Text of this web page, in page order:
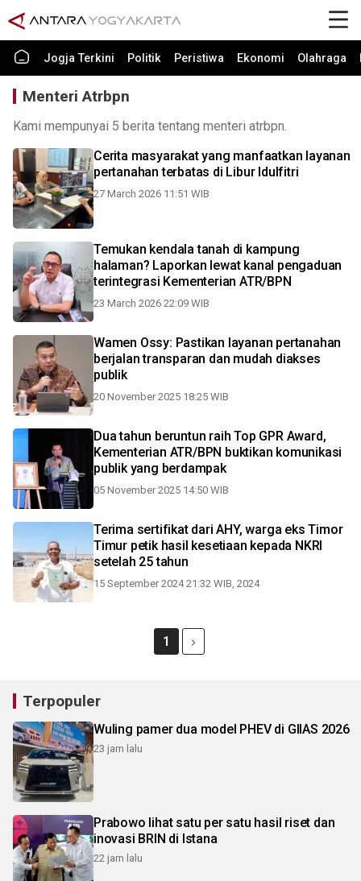
Jogja Terkini Politik Peristiwa Ekonomi Olahraga
Menteri Atrbpn
Kami mempunyai 5 berita tentang menteri atrbpn.
Cerita masyarakat yang manfaatkan layanan
pertanahan terbatas di Libur Idulfitri
27 March 2026 11:51 WIB
Temukan kendala tanah di kampung
halaman? Laporkan lewat kanal pengaduan
terintegrasi Kementerian ATR/BPN
23 March 2026 22:09 WIB
Wamen Ossy: Pastikan layanan pertanahan
berjalan transparan dan mudah diakses
publik
20 November 2025 18:25 WIB
Dua tahun beruntun raih Top GPR Award,
Kementerian ATR/BPN buktikan komunikasi
publik yang berdampak
05 November 2025 14:50 WIB
Terima sertifikat dari AHY, warga eks Timor
Timur petik hasil kesetiaan kepada NKRI
setelah 25 tahun
15 September 2024 21:32 WIB, 2024
1
Terpopuler
Wuling pamer dua model PHEV di GIIAS 2026
23 jam lalu
Prabowo lihat satu per satu hasil riset dan
inovasi BRIN di Istana
22 jam lalu